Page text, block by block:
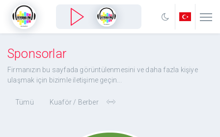
Sponsorlar
Firmanızın bu sayfada görüntülenmesini ve daha fazla kişiye
ulaşmak için bizimle iletişime geçin...
Tümü Kuaför / Berber